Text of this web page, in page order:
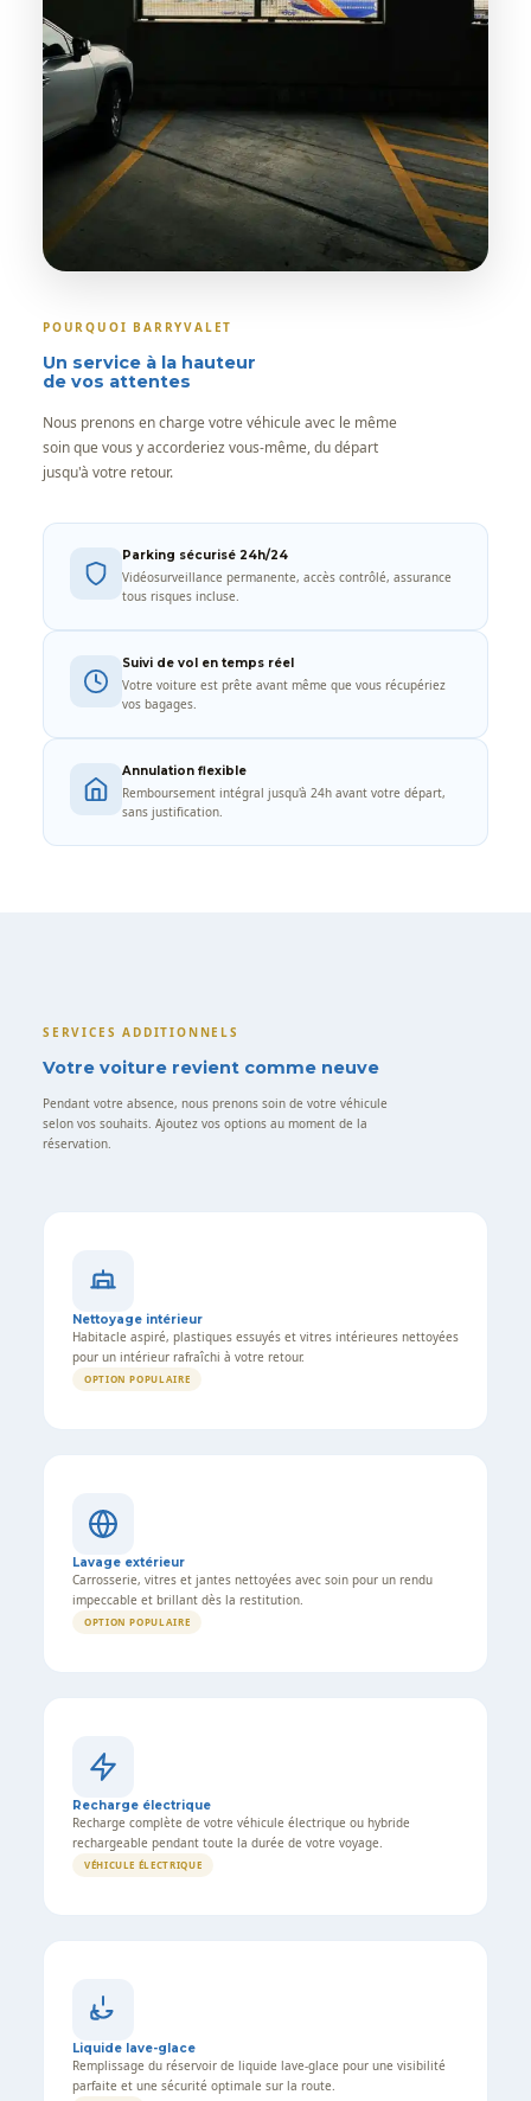
POURQUOI BARRYVALET
Un service à la hauteur
de vos attentes
Nous prenons en charge votre véhicule avec le même
soin que vous y accorderiez vous-même, du départ
jusqu'à votre retour.
Parking sécurisé 24h/24
Vidéosurveillance permanente, accès contrôlé, assurance
tous risques incluse.
Suivi de vol en temps réel
Votre voiture est prête avant même que vous récupériez
vos bagages.
Annulation flexible
Remboursement intégral jusqu'à 24h avant votre départ,
sans justification.
SERVICES ADDITIONNELS
Votre voiture revient comme neuve
Pendant votre absence, nous prenons soin de votre véhicule
selon vos souhaits. Ajoutez vos options au moment de la
réservation.
Nettoyage intérieur
Habitacle aspiré, plastiques essuyés et vitres intérieures nettoyées
pour un intérieur rafraîchi à votre retour.
OPTION POPULAIRE
Lavage extérieur
Carrosserie, vitres et jantes nettoyées avec soin pour un rendu
impeccable et brillant dès la restitution.
OPTION POPULAIRE
Recharge électrique
Recharge complète de votre véhicule électrique ou hybride
rechargeable pendant toute la durée de votre voyage.
VÉHICULE ÉLECTRIQUE
Liquide lave-glace
Remplissage du réservoir de liquide lave-glace pour une visibilité
parfaite et une sécurité optimale sur la route.